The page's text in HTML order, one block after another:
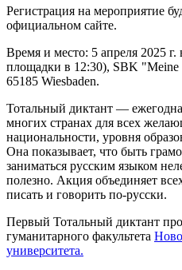
Регистрация на мероприятие
официальном сайте.
Время и место: 5 апреля 2025 г.
площадки в 12:30), SBK "Meine
65185 Wiesbaden.
Тотальный диктант —
многих странах для всех
национальности, уровня
Она показывает, что быть
заниматься русским языком
полезно. Акция объединяет
писать и говорить по-русски.
Первый Тотальный диктант
гуманитарного факультета
университета.